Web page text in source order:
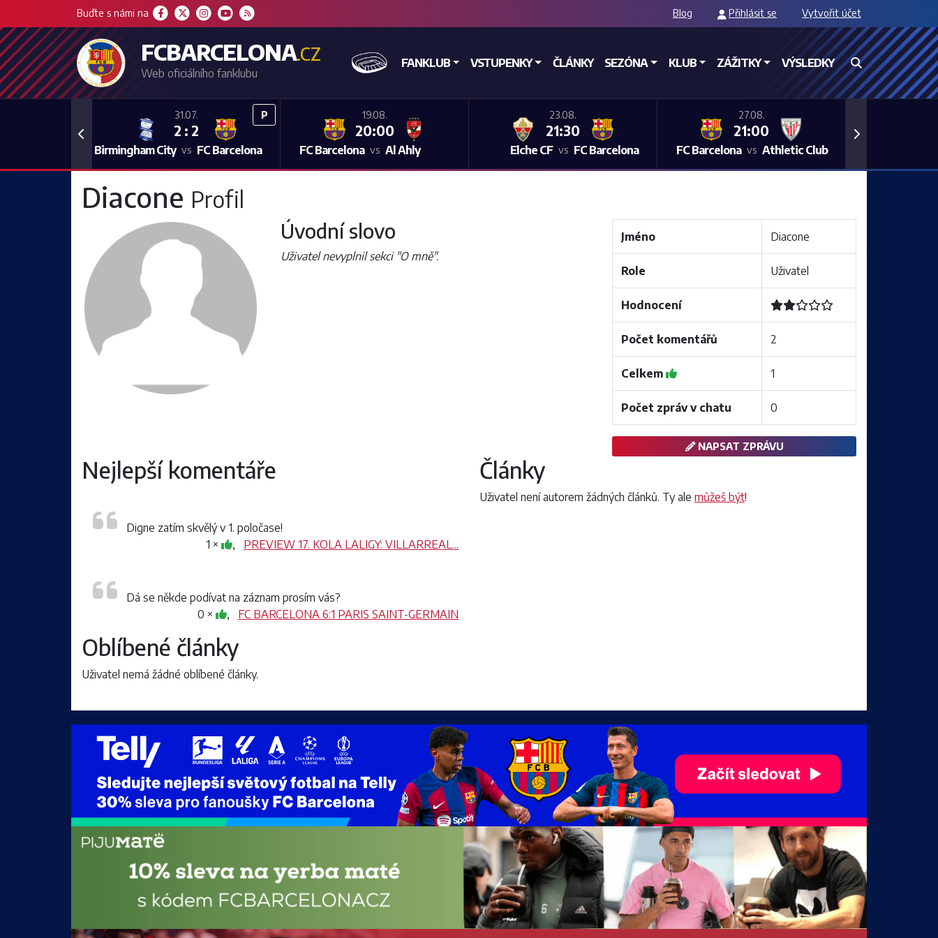
Buďte s námi na Blog Přihlásit se Vytvořit účet
FCBARCELONA.CZ
Web oficiálního fanklubu
DOMŮ FANKLUB VSTUPENKY ČLÁNKY SEZÓNA KLUB ZÁŽITKY VÝSLEDKY
P
31.07.
2 : 2
Birmingham City vs FC Barcelona
19.08.
20:00
FC Barcelona vs Al Ahly
23.08.
21:30
Elche CF vs FC Barcelona
27.08.
21:00
FC Barcelona vs Athletic Club
Previous Next
Diacone Profil
Úvodní slovo
Uživatel nevyplnil sekci "O mně".
Jméno Diacone
Role Uživatel
Hodnocení
Počet komentářů 2
Celkem 1
Počet zpráv v chatu 0
NAPSAT ZPRÁVU
Nejlepší komentáře
Digne zatím skvělý v 1. poločase!
1 ×
, PREVIEW 17. KOLA LALIGY: VILLARREAL...
Dá se někde podívat na záznam prosím vás?
0 ×
, FC BARCELONA 6:1 PARIS SAINT-GERMAIN
Oblíbené články
Uživatel nemá žádné oblíbené články.
Články
Uživatel není autorem žádných článků. Ty ale můžeš být!